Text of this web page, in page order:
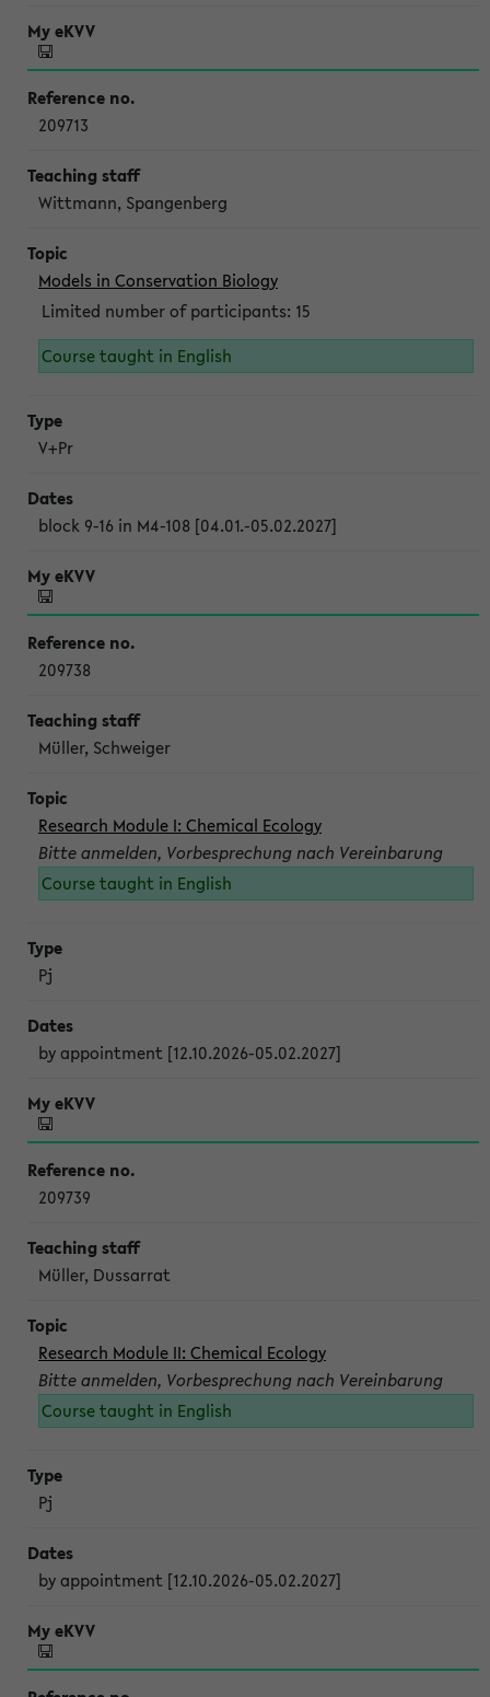
209713
Wittmann, Spangenberg
Models in Conservation Biology
Limited number of participants: 15
Course taught in English
V+Pr
block 9-16 in M4-108 [04.01.-05.02.2027]
209738
Müller, Schweiger
Research Module I: Chemical Ecology
Bitte anmelden, Vorbesprechung nach Vereinbarung
Course taught in English
Pj
by appointment [12.10.2026-05.02.2027]
209739
Müller, Dussarrat
Research Module II: Chemical Ecology
Bitte anmelden, Vorbesprechung nach Vereinbarung
Course taught in English
Pj
by appointment [12.10.2026-05.02.2027]